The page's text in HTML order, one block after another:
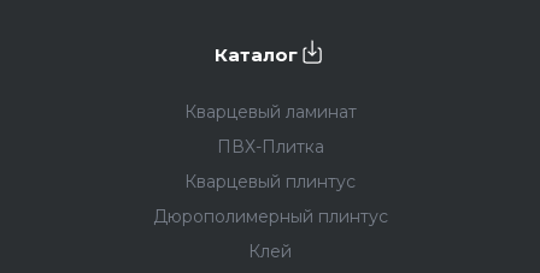
Каталог
Кварцевый ламинат
ПВХ-Плитка
Кварцевый плинтус
Дюрополимерный плинтус
Клей